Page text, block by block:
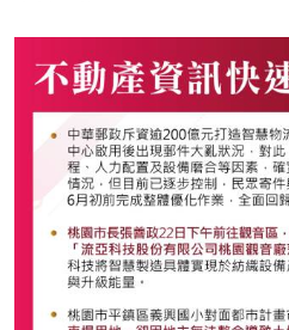
📍穎崴仁武廠動土
📍新北工業區重建利多爆發！
廠轉型
《 #地產專家🔎關注詠群 提供